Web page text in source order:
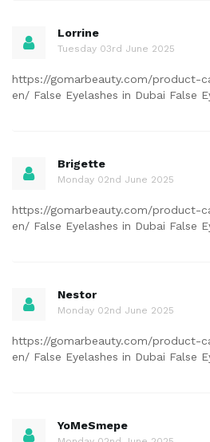
Lorrine
Tuesday 03rd June 2025
https://gomarbeauty.com/product-
en/ False Eyelashes in Dubai False
Brigette
Monday 02nd June 2025
https://gomarbeauty.com/product-
en/ False Eyelashes in Dubai False
Nestor
Monday 02nd June 2025
https://gomarbeauty.com/product-
en/ False Eyelashes in Dubai False
YoMeSmepe